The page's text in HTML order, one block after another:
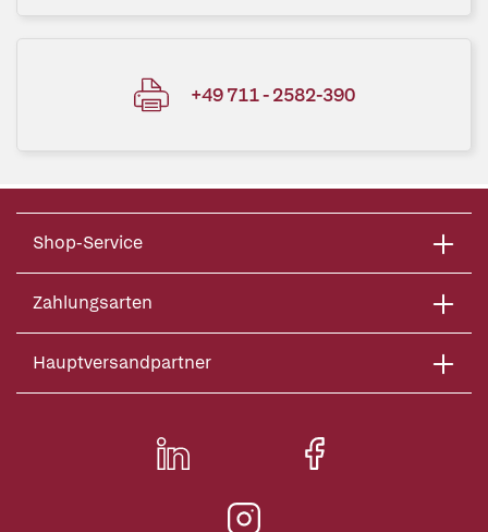
+49 711 - 2582-390
Shop-Service
Zahlungsarten
Hauptversandpartner